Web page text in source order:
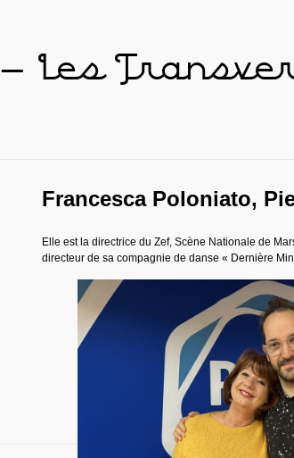
— Les
Francesca Poloniato,
Elle est la directrice du Zef, Scène Nationale de
directeur de sa compagnie de danse « Dernière